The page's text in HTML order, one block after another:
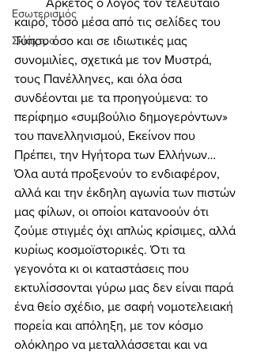
Εσωτερισμός
Σκιάχτρο
καιρό, τόσο μέσα από τις σελίδες του
Τύπου όσο και σε ιδιωτικές μας
συνομιλίες, σχετικά με τον Μυστρά,
τους Πανέλληνες, και όλα όσα
συνδέονται με τα προηγούμενα: το
περίφημο «συμβούλιο δημογερόντων»
του πανελληνισμού, Εκείνον που
Πρέπει, την Ηγήτορα των Ελλήνων…
Όλα αυτά προξενούν το ενδιαφέρον,
αλλά και την έκδηλη αγωνία των πιστών
μας φίλων, οι οποίοι κατανοούν ότι
ζούμε στιγμές όχι απλώς κρίσιμες, αλλά
κυρίως κοσμοϊστορικές. Ότι τα
γεγονότα κι οι καταστάσεις που
εκτυλίσσονται γύρω μας δεν είναι παρά
ένα θείο σχέδιο, με σαφή νομοτελειακή
πορεία και απόληξη, με τον κόσμο
ολόκληρο να μεταλλάσσεται και να